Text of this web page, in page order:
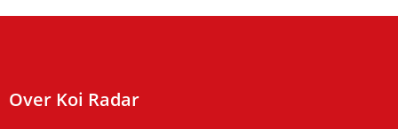
Over Koi Radar